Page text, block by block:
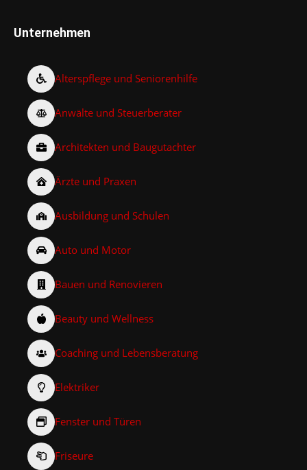
Unternehmen
Alterspflege und Seniorenhilfe
Anwälte und Steuerberater
Architekten und Baugutachter
Ärzte und Praxen
Ausbildung und Schulen
Auto und Motor
Bauen und Renovieren
Beauty und Wellness
Coaching und Lebensberatung
Elektriker
Fenster und Türen
Friseure